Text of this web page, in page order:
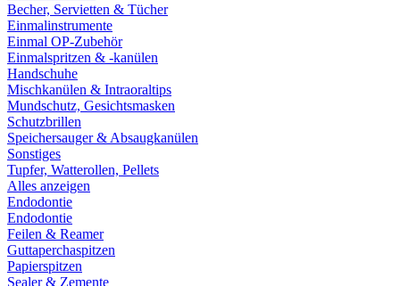
Becher, Servietten & Tücher
Einmalinstrumente
Einmal OP-Zubehör
Einmalspritzen & -kanülen
Handschuhe
Mischkanülen & Intraoraltips
Mundschutz, Gesichtsmasken
Schutzbrillen
Speichersauger & Absaugkanülen
Sonstiges
Tupfer, Watterollen, Pellets
Alles anzeigen
Endodontie
Endodontie
Feilen & Reamer
Guttaperchaspitzen
Papierspitzen
Sealer & Zemente